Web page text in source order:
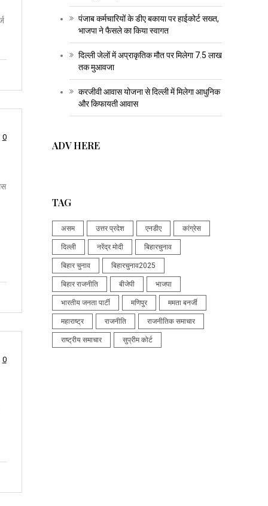
0
0
पंजाब कर्मचारियों के डीए बकाया पर हाईकोर्ट सख्त,
भाजपा ने फैसले का किया स्वागत
दिल्ली जेलों में अप्राकृतिक मौत पर मिलेगा 7.5 लाख
तक मुआवजा
करजीवी आवास योजना से दिल्ली में मिलेगा आधुनिक
और किफायती आवास
ADV HERE
TAG
असम उत्तर प्रदेश एनडीए कांग्रेस
दिल्ली नरेंद्र मोदी बिहारचुनाव
बिहार चुनाव बिहारचुनाव2025
बिहार राजनीति बीजेपी भाजपा
भारतीय जनता पार्टी मणिपुर ममता बनर्जी
महाराष्ट्र राजनीति राजनीतिक समाचार
राष्ट्रीय समाचार सुप्रीम कोर्ट